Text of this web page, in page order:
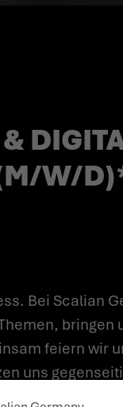
W/
Bei Scalian
feiern wir
uns
einzubringen